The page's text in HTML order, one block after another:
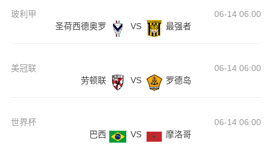
玻利甲
06-14 06:00
圣荷西德奥罗
VS 最强者
美冠联
06-14 06:00
劳顿联
VS 罗德岛
世界杯
06-14 06:00
巴西
VS 摩洛哥